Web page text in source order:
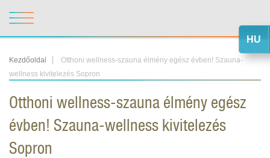
Kezdőoldal
Otthoni wellness-szauna élmény egész évben! Szauna-
wellness kivitelezés Sopron
Otthoni wellness-szauna élmény egész
évben! Szauna-wellness kivitelezés
Sopron
HU